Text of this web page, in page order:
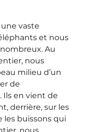
vaste
et nous
Au
nous
milieu d’un
de
Ils en vient de
derrière, sur les
les buissons qui